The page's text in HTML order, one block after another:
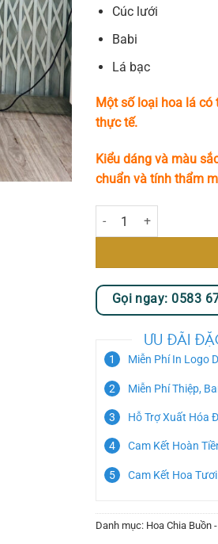
Cúc lưới
Babi
Lá bạc
Một số loại hoa lá
thực tế.
Kiểu dáng và màu
chuẩn và tính thẩm
Kệ Hoa Chia Buồn - Biệt
Gọi ngay: 0583
ƯU ĐÃI
Miễn Phí In Logo
Miễn Phí Thiệp,
Hỗ Trợ Xuất Hóa
Cam Kết Hoàn
Cam Kết Hoa
Danh mục: Hoa Chia Buồn